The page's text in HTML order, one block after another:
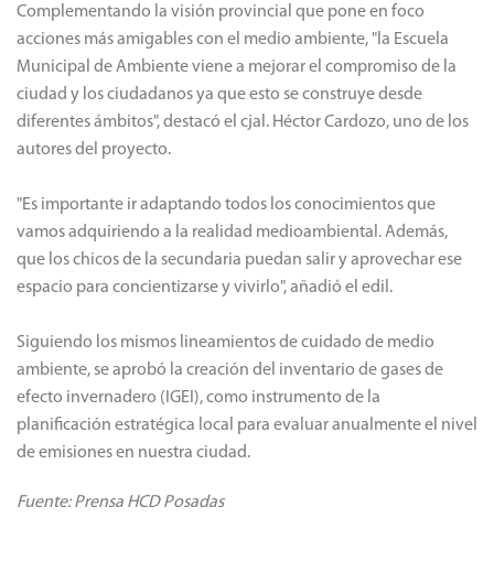
Complementando la visión provincial que pone en foco
acciones más amigables con el medio ambiente, "la Escuela
Municipal de Ambiente viene a mejorar el compromiso de la
ciudad y los ciudadanos ya que esto se construye desde
diferentes ámbitos", destacó el cjal. Héctor Cardozo, uno de los
autores del proyecto.
"Es importante ir adaptando todos los conocimientos que
vamos adquiriendo a la realidad medioambiental. Además,
que los chicos de la secundaria puedan salir y aprovechar ese
espacio para concientizarse y vivirlo", añadió el edil.
Siguiendo los mismos lineamientos de cuidado de medio
ambiente, se aprobó la creación del inventario de gases de
efecto invernadero (IGEI), como instrumento de la
planificación estratégica local para evaluar anualmente el nivel
de emisiones en nuestra ciudad.
Fuente: Prensa HCD Posadas